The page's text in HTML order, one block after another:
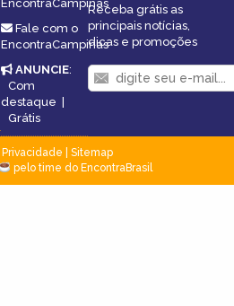
EncontraCampinas
Fale com o
EncontraCampinas
ANUNCIE:
Com
destaque |
Grátis
Receba grátis as
principais notícias,
dicas e promoções
Privacidade
Sitemap
pelo time do EncontraBrasil